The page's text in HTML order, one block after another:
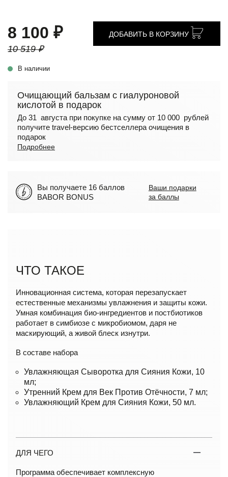
8 100 ₽
10 519 ₽
В наличии
ДОБАВИТЬ В КОРЗИНУ
Очищающий бальзам с гиалуроновой
кислотой в подарок
До 31 августа при покупке на сумму от 10 000 рублей
получите travel-версию бестселлера очищения в
подарок
Подробнее
Вы получаете 16 баллов
BABOR BONUS
Ваши подарки
за баллы
ЧТО ТАКОЕ
Инновационная система, которая перезапускает
естественные механизмы увлажнения и защиты кожи.
Умная комбинация био-ингредиентов и постбиотиков
работает в симбиозе с микробиомом, даря не
маскирующий, а живой блеск изнутри.
В составе набора
Увлажняющая Сыворотка для Сияния Кожи, 10
мл;
Утренний Крем для Век Против Отёчности, 7 мл;
Увлажняющий Крем для Сияния Кожи, 50 мл.
ДЛЯ ЧЕГО
Программа обеспечивает комплексную